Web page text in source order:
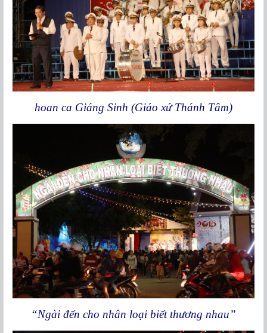
hoan ca Giáng Sinh (Giáo xứ Thánh Tâm)
“Ngài đến cho nhân loại biết thương nhau”